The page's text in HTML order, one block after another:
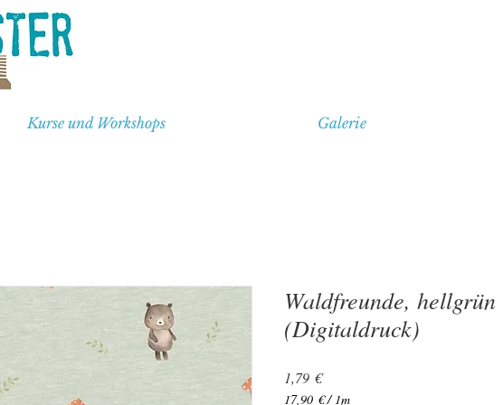
Kurse und Workshops Galerie
Waldfreunde, hellgrün
(Digitaldruck)
1,79 €Preis
17,90 € /1m